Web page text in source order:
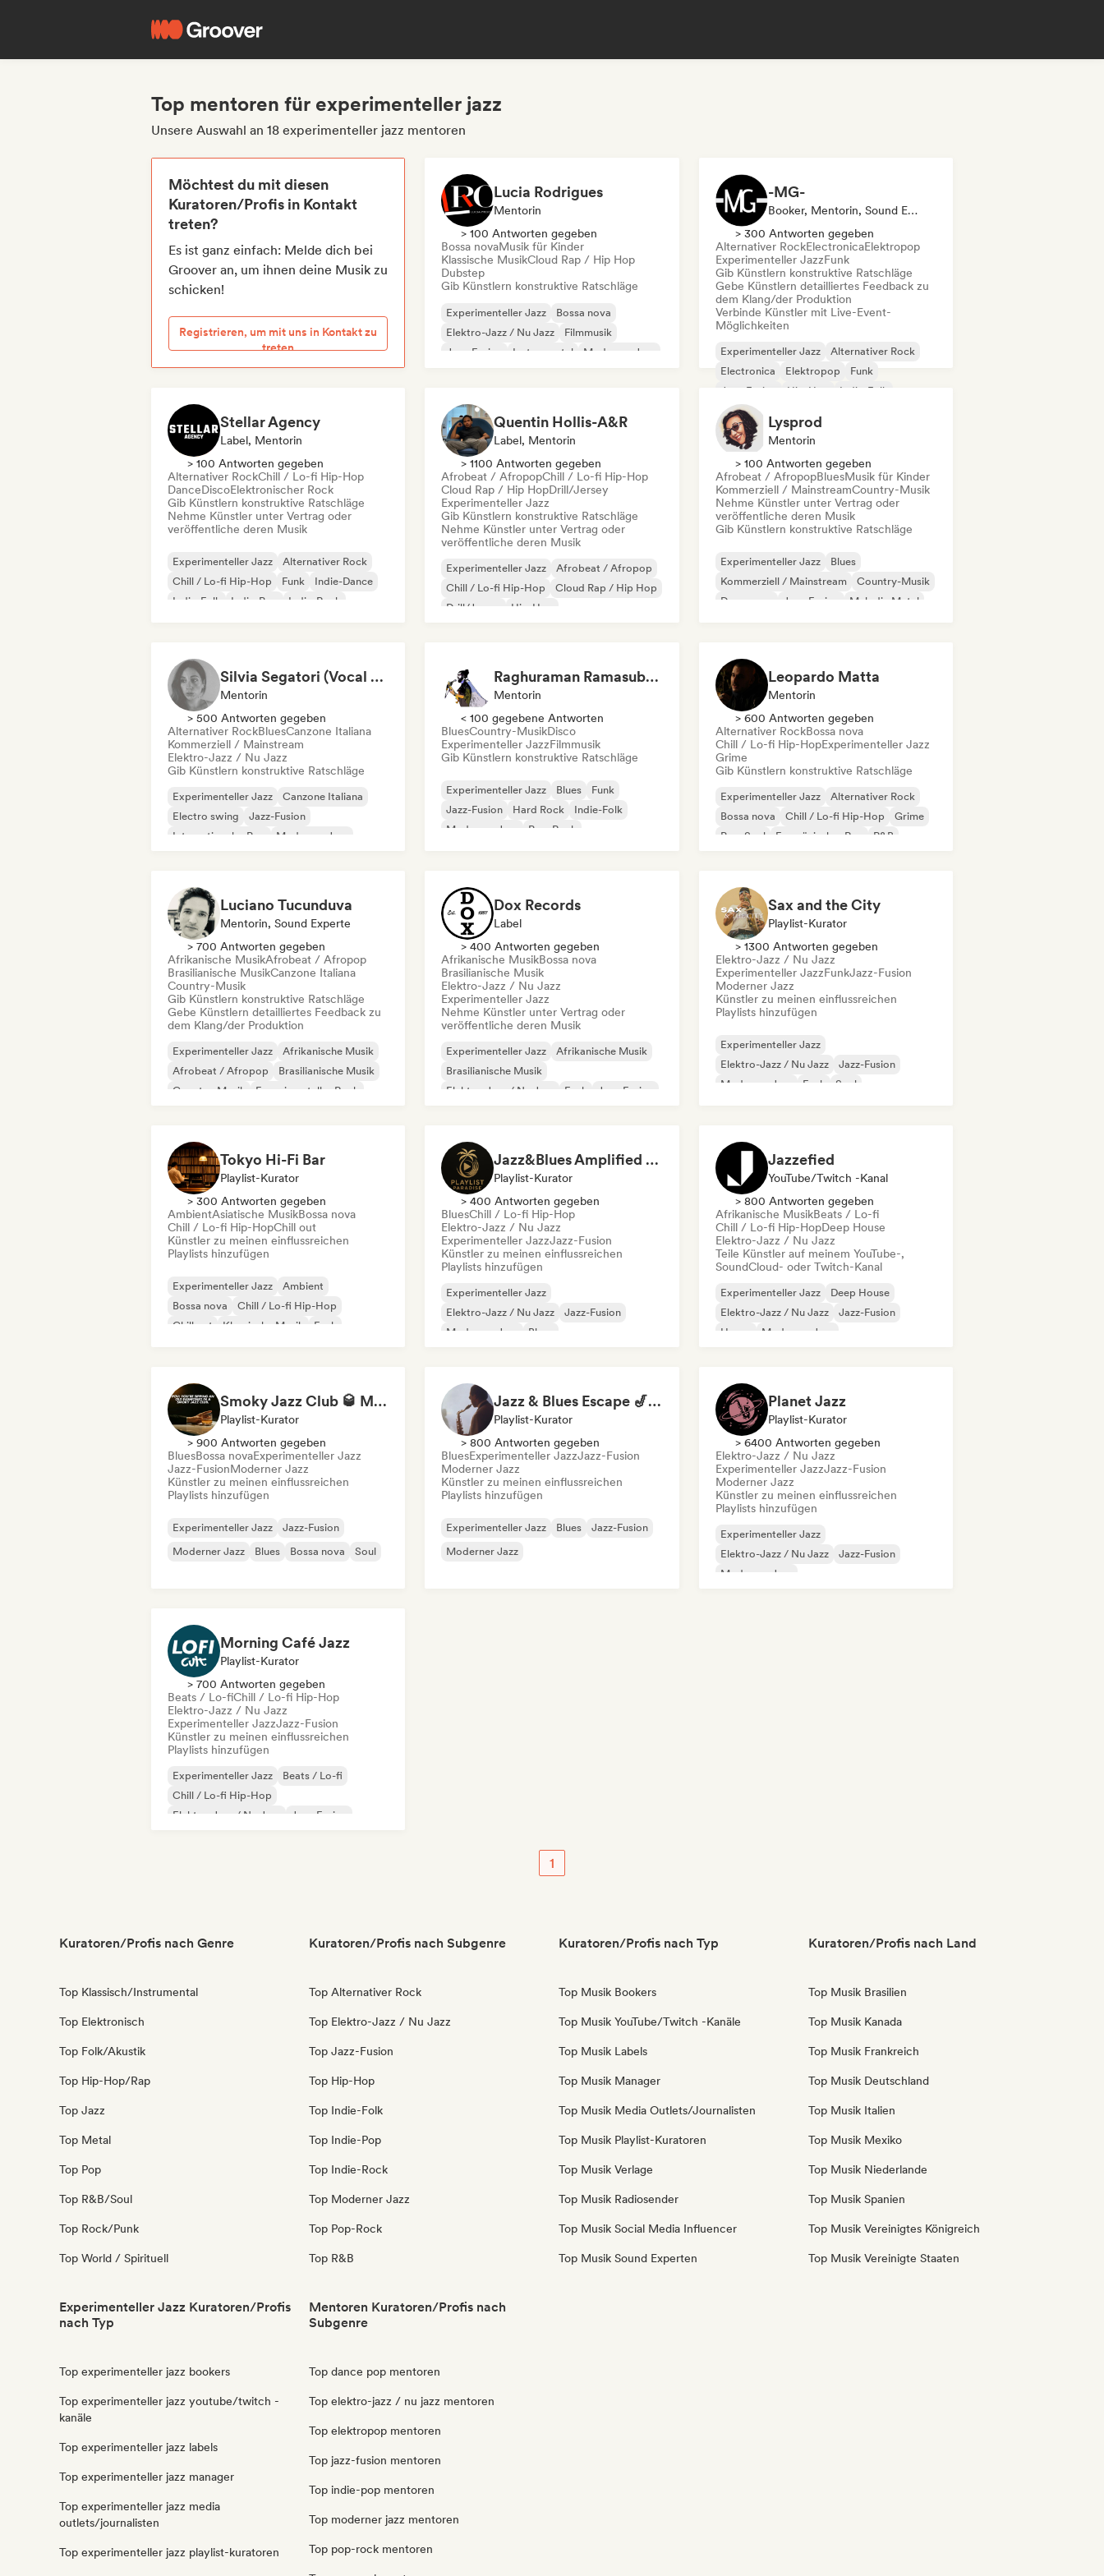
Top mentoren für experimenteller jazz
Unsere Auswahl an 18 experimenteller jazz mentoren
Möchtest du mit diesen
Kuratoren/Profis in Kontakt
treten?
Es ist ganz einfach: Melde dich bei
Groover an, um ihnen deine Musik zu
schicken!
Registrieren, um mit uns in Kontakt zu
treten
Lucia Rodrigues
Mentorin
> 100 Antworten gegeben
Bossa novaMusik für Kinder
Klassische MusikCloud Rap / Hip Hop
Dubstep
Gib Künstlern konstruktive Ratschläge
Experimenteller Jazz
Bossa nova
Elektro-Jazz / Nu Jazz
Filmmusik
Jazz-Fusion
Instrumental
Moderner Jazz
-MG-
Booker, Mentorin, Sound Experte
> 300 Antworten gegeben
Alternativer RockElectronicaElektropop
Experimenteller JazzFunk
Gib Künstlern konstruktive Ratschläge
Gebe Künstlern detailliertes Feedback zu
dem Klang/der Produktion
Verbinde Künstler mit Live-Event-
Möglichkeiten
Experimenteller Jazz
Alternativer Rock
Electronica
Elektropop
Funk
Jazz-Fusion
Hip-Hop Indie-Folk
Stellar Agency
Label, Mentorin
> 100 Antworten gegeben
Alternativer RockChill / Lo-fi Hip-Hop
DanceDiscoElektronischer Rock
Gib Künstlern konstruktive Ratschläge
Nehme Künstler unter Vertrag oder
veröffentliche deren Musik
Experimenteller Jazz
Alternativer Rock
Chill / Lo-fi Hip-Hop
Funk
Indie-Dance
Indie-Folk
Indie-Pop Indie-Rock
Quentin Hollis-A&R
Label, Mentorin
> 1100 Antworten gegeben
Afrobeat / AfropopChill / Lo-fi Hip-Hop
Cloud Rap / Hip HopDrill/Jersey
Experimenteller Jazz
Gib Künstlern konstruktive Ratschläge
Nehme Künstler unter Vertrag oder
veröffentliche deren Musik
Experimenteller Jazz
Afrobeat / Afropop
Chill / Lo-fi Hip-Hop
Cloud Rap / Hip Hop
Drill/Jersey
Hip-Hop
Lysprod
Mentorin
> 100 Antworten gegeben
Afrobeat / AfropopBluesMusik für Kinder
Kommerziell / MainstreamCountry-Musik
Nehme Künstler unter Vertrag oder
veröffentliche deren Musik
Gib Künstlern konstruktive Ratschläge
Experimenteller Jazz
Blues
Kommerziell / Mainstream
Country-Musik
Dance pop
Jazz-Fusion
Melodic Metal
Silvia Segatori (Vocal expert)
Mentorin
> 500 Antworten gegeben
Alternativer RockBluesCanzone Italiana
Kommerziell / Mainstream
Elektro-Jazz / Nu Jazz
Gib Künstlern konstruktive Ratschläge
Experimenteller Jazz
Canzone Italiana
Electro swing
Jazz-Fusion
Internationaler Pop
Moderner Jazz
Raghuraman Ramasubramanian
Mentorin
< 100 gegebene Antworten
BluesCountry-MusikDisco
Experimenteller JazzFilmmusik
Gib Künstlern konstruktive Ratschläge
Experimenteller Jazz Blues
Funk
Jazz-Fusion
Hard Rock
Indie-Folk
Moderner Jazz
Pop-Rock
Leopardo Matta
Mentorin
> 600 Antworten gegeben
Alternativer RockBossa nova
Chill / Lo-fi Hip-HopExperimenteller Jazz
Grime
Gib Künstlern konstruktive Ratschläge
Experimenteller Jazz
Alternativer Rock
Bossa nova
Chill / Lo-fi Hip-Hop
Grime
Pop-Soul
Französischer Rap R&B
Luciano Tucunduva
Mentorin, Sound Experte
> 700 Antworten gegeben
Afrikanische MusikAfrobeat / Afropop
Brasilianische MusikCanzone Italiana
Country-Musik
Gib Künstlern konstruktive Ratschläge
Gebe Künstlern detailliertes Feedback zu
dem Klang/der Produktion
Experimenteller Jazz
Afrikanische Musik
Afrobeat / Afropop
Brasilianische Musik
Country-Musik
Experimenteller Rock
Dox Records
Label
> 400 Antworten gegeben
Afrikanische MusikBossa nova
Brasilianische Musik
Elektro-Jazz / Nu Jazz
Experimenteller Jazz
Nehme Künstler unter Vertrag oder
veröffentliche deren Musik
Experimenteller Jazz
Afrikanische Musik
Brasilianische Musik
Elektro-Jazz / Nu Jazz
Funk
Jazz-Fusion
Sax and the City
Playlist-Kurator
> 1300 Antworten gegeben
Elektro-Jazz / Nu Jazz
Experimenteller JazzFunkJazz-Fusion
Moderner Jazz
Künstler zu meinen einflussreichen
Playlists hinzufügen
Experimenteller Jazz
Elektro-Jazz / Nu Jazz
Jazz-Fusion
Moderner Jazz
Funk Soul
Tokyo Hi-Fi Bar
Playlist-Kurator
> 300 Antworten gegeben
AmbientAsiatische MusikBossa nova
Chill / Lo-fi Hip-HopChill out
Künstler zu meinen einflussreichen
Playlists hinzufügen
Experimenteller Jazz
Ambient
Bossa nova
Chill / Lo-fi Hip-Hop
Chill out
Klassische Musik
Funk
Jazz&Blues Amplified by Playlist Paradise
Playlist-Kurator
> 400 Antworten gegeben
BluesChill / Lo-fi Hip-Hop
Elektro-Jazz / Nu Jazz
Experimenteller JazzJazz-Fusion
Künstler zu meinen einflussreichen
Playlists hinzufügen
Experimenteller Jazz
Elektro-Jazz / Nu Jazz
Jazz-Fusion
Moderner Jazz
Blues
Jazzefied
YouTube/Twitch -Kanal
> 800 Antworten gegeben
Afrikanische MusikBeats / Lo-fi
Chill / Lo-fi Hip-HopDeep House
Elektro-Jazz / Nu Jazz
Teile Künstler auf meinem YouTube-,
SoundCloud- oder Twitch-Kanal
Experimenteller Jazz
Deep House
Elektro-Jazz / Nu Jazz
Jazz-Fusion
House
Moderner Jazz
Smoky Jazz Club 🥃 Modern Jazz & Jazz Fusion to Sip an Old Fashioned to
Playlist-Kurator
> 900 Antworten gegeben
BluesBossa novaExperimenteller Jazz
Jazz-FusionModerner Jazz
Künstler zu meinen einflussreichen
Playlists hinzufügen
Experimenteller Jazz
Jazz-Fusion
Moderner Jazz
Blues Bossa nova Soul
Jazz & Blues Escape 🎷 Vocal Jazz, Soul Blues & Classic Standards
Playlist-Kurator
> 800 Antworten gegeben
BluesExperimenteller JazzJazz-Fusion
Moderner Jazz
Künstler zu meinen einflussreichen
Playlists hinzufügen
Experimenteller Jazz Blues
Jazz-Fusion
Moderner Jazz
Planet Jazz
Playlist-Kurator
> 6400 Antworten gegeben
Elektro-Jazz / Nu Jazz
Experimenteller JazzJazz-Fusion
Moderner Jazz
Künstler zu meinen einflussreichen
Playlists hinzufügen
Experimenteller Jazz
Elektro-Jazz / Nu Jazz
Jazz-Fusion
Moderner Jazz
Morning Café Jazz
Playlist-Kurator
> 700 Antworten gegeben
Beats / Lo-fiChill / Lo-fi Hip-Hop
Elektro-Jazz / Nu Jazz
Experimenteller JazzJazz-Fusion
Künstler zu meinen einflussreichen
Playlists hinzufügen
Experimenteller Jazz
Beats / Lo-fi
Chill / Lo-fi Hip-Hop
Elektro-Jazz / Nu Jazz
Jazz-Fusion
1
Kuratoren/Profis nach Genre
Top Klassisch/Instrumental
Top Elektronisch
Top Folk/Akustik
Top Hip-Hop/Rap
Top Jazz
Top Metal
Top Pop
Top R&B/Soul
Top Rock/Punk
Top World / Spirituell
Kuratoren/Profis nach Subgenre
Top Alternativer Rock
Top Elektro-Jazz / Nu Jazz
Top Jazz-Fusion
Top Hip-Hop
Top Indie-Folk
Top Indie-Pop
Top Indie-Rock
Top Moderner Jazz
Top Pop-Rock
Top R&B
Kuratoren/Profis nach Typ
Top Musik Bookers
Top Musik YouTube/Twitch -Kanäle
Top Musik Labels
Top Musik Manager
Top Musik Media Outlets/Journalisten
Top Musik Playlist-Kuratoren
Top Musik Verlage
Top Musik Radiosender
Top Musik Social Media Influencer
Top Musik Sound Experten
Kuratoren/Profis nach Land
Top Musik Brasilien
Top Musik Kanada
Top Musik Frankreich
Top Musik Deutschland
Top Musik Italien
Top Musik Mexiko
Top Musik Niederlande
Top Musik Spanien
Top Musik Vereinigtes Königreich
Top Musik Vereinigte Staaten
Experimenteller Jazz Kuratoren/Profis
nach Typ
Top experimenteller jazz bookers
Top experimenteller jazz youtube/twitch -
kanäle
Top experimenteller jazz labels
Top experimenteller jazz manager
Top experimenteller jazz media
outlets/journalisten
Top experimenteller jazz playlist-kuratoren
Mentoren Kuratoren/Profis nach
Subgenre
Top dance pop mentoren
Top elektro-jazz / nu jazz mentoren
Top elektropop mentoren
Top jazz-fusion mentoren
Top indie-pop mentoren
Top moderner jazz mentoren
Top pop-rock mentoren